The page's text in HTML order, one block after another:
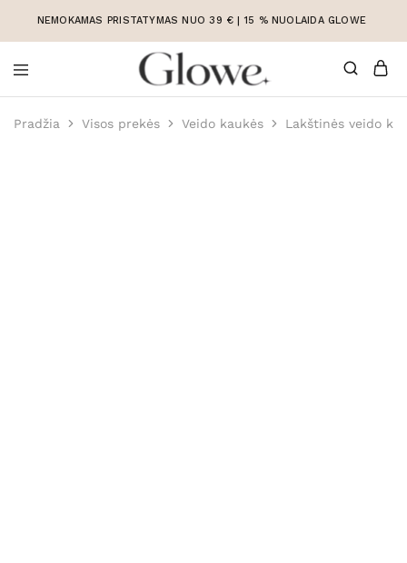
NEMOKAMAS PRISTATYMAS NUO 39 € | 15 % NUOLAIDA GLOWE
Korėjietiška
Korėjietiška
internetu
Pradžia Visos prekės Veido kaukės Lakštinės veido